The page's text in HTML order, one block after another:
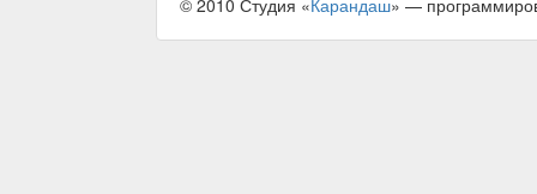
© 2010 Студия «Карандаш» —